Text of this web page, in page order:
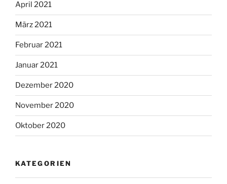
April 2021
März 2021
Februar 2021
Januar 2021
Dezember 2020
November 2020
Oktober 2020
KATEGORIEN